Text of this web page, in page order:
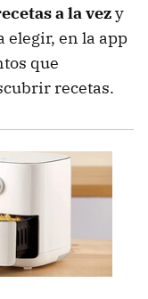
a la vezy
elegir, en la app
que
recetas.